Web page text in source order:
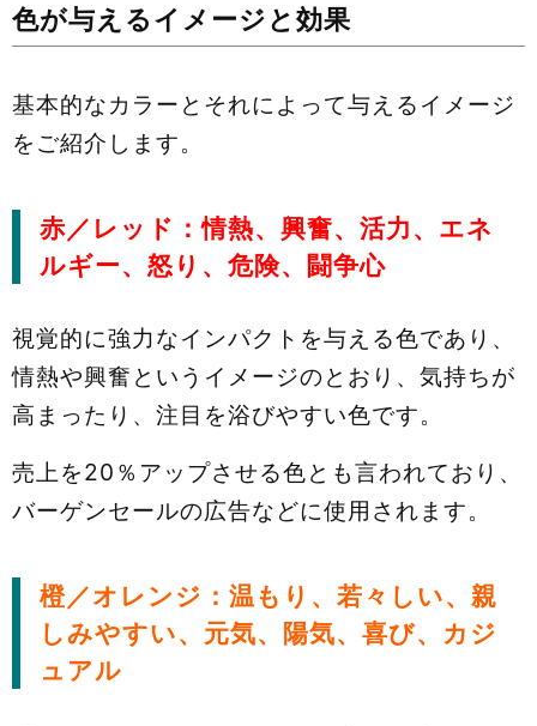
色が与えるイメージと効果
基本的なカラーとそれによって与えるイメージ
をご紹介します。
赤／レッド：情熱、興奮、活力、エネ
ルギー、怒り、危険、闘争心
視覚的に強力なインパクトを与える色であり、
情熱や興奮というイメージのとおり、気持ちが
高まったり、注目を浴びやすい色です。
売上を20％アップさせる色とも言われており、
バーゲンセールの広告などに使用されます。
橙／オレンジ：温もり、若々しい、親
しみやすい、元気、陽気、喜び、カジ
ュアル